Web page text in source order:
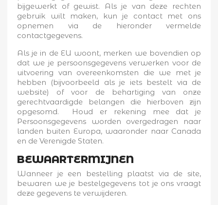
bijgewerkt of gewist. Als je van deze rechten
gebruik wilt maken, kun je contact met ons
opnemen via de hieronder vermelde
contactgegevens.
Als je in de EU woont, merken we bovendien op
dat we je persoonsgegevens verwerken voor de
uitvoering van overeenkomsten die we met je
hebben (bijvoorbeeld als je iets bestelt via de
website) of voor de behartiging van onze
gerechtvaardigde belangen die hierboven zijn
opgesomd. Houd er rekening mee dat je
Persoonsgegevens worden overgedragen naar
landen buiten Europa, waaronder naar Canada
en de Verenigde Staten.
BEWAARTERMIJNEN
Wanneer je een bestelling plaatst via de site,
bewaren we je bestelgegevens tot je ons vraagt
deze gegevens te verwijderen.